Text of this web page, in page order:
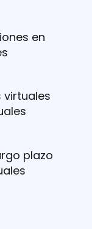
en
virtuales
plazo